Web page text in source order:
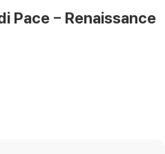
di Pace - Renaissance